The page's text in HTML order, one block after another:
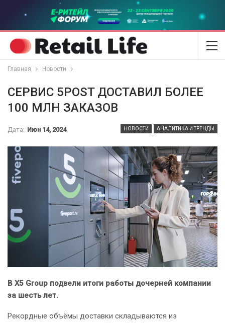
Главная Новости
СЕРВИС 5POST ДОСТАВИЛ БОЛЕЕ
100 МЛН ЗАКАЗОВ
НОВОСТИ АНАЛИТИКА И ТРЕНДЫ
Дата: Июн 14, 2024
В Х5 Group подвели итоги работы дочерней компании
за шесть лет.
Рекордные объёмы доставки складываются из